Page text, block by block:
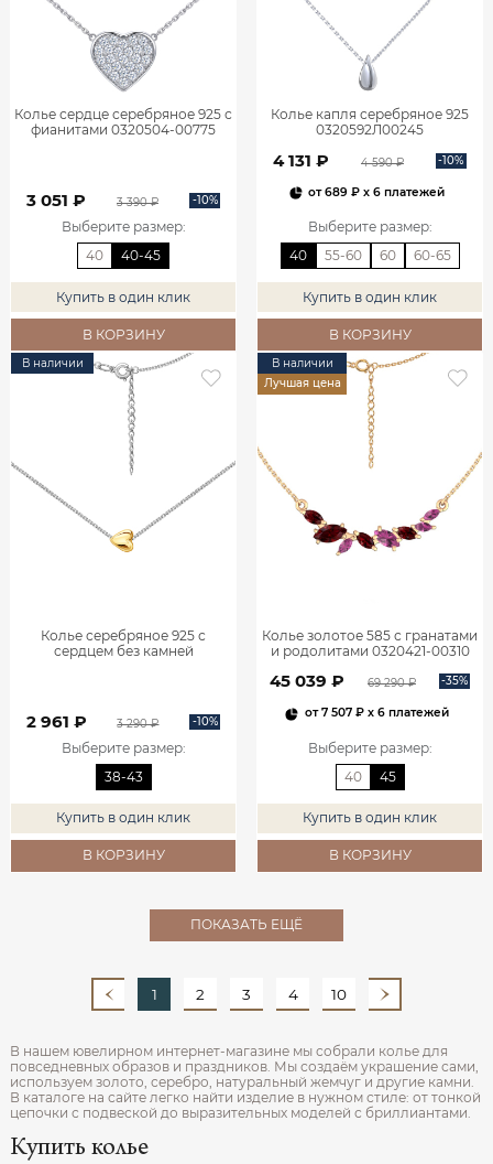
Колье сердце серебряное 925 с
фианитами 0320504-00775
3 051 ₽ 3 390 ₽ -10%
Выберите размер:
40
40-45
Купить в один клик
В КОРЗИНУ
Колье капля серебряное 925
0320592Л00245
4 131 ₽ 4 590 ₽ -10%
от689 ₽ x 6 платежей
Выберите размер:
40
55-60 60 60-65
Купить в один клик
В КОРЗИНУ
В наличии
Колье серебряное 925 с
сердцем без камней
2 961 ₽ 3 290 ₽ -10%
Выберите размер:
38-43
Купить в один клик
В КОРЗИНУ
В наличии
Лучшая цена
Колье золотое 585 с гранатами
и родолитами 0320421-00310
45 039 ₽ 69 290 ₽ -35%
от7 507 ₽x 6 платежей
Выберите размер:
40
45
Купить в один клик
В КОРЗИНУ
ПОКАЗАТЬ ЕЩЁ
1 2 3 4 10
В нашем ювелирном интернет‑магазине мы собрали колье для
повседневных образов и праздников. Мы создаём украшение сами,
используем золото, серебро, натуральный жемчуг и другие камни.
В каталоге на сайте легко найти изделие в нужном стиле: от тонкой
цепочки с подвеской до выразительных моделей с бриллиантами.
Купить колье